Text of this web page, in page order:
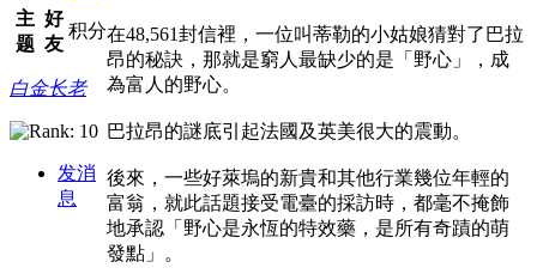
主
题
好
友
积分
白金长老
发消
息
在48,561封信裡，一位叫蒂勒的小姑娘猜對了巴拉
昂的秘訣，那就是窮人最缺少的是「野心」，成
為富人的野心。
巴拉昂的謎底引起法國及英美很大的震動。
後來，一些好萊塢的新貴和其他行業幾位年輕的
富翁，就此話題接受電臺的採訪時，都毫不掩飾
地承認「野心是永恆的特效藥，是所有奇蹟的萌
發點」。